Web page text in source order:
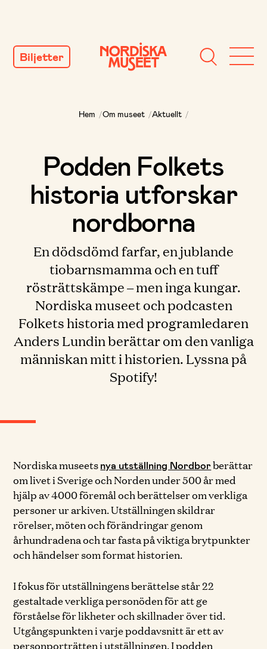
INNEHÅLL
Biljetter
Hem /Om museet /Aktuellt /
Podden Folkets
historia utforskar
nordborna
En dödsdömd farfar, en jublande
tiobarnsmamma och en tuff
rösträttskämpe – men inga kungar.
Nordiska museet och podcasten
Folkets historia med programledaren
Anders Lundin berättar om den vanliga
människan mitt i historien. Lyssna på
Spotify!
Nordiska museets nya utställning Nordborberättar
om livet i Sverige och Norden under 500 år med
hjälp av 4000 föremål och berättelser om verkliga
personer ur arkiven. Utställningen skildrar
rörelser, möten och förändringar genom
århundradena och tar fasta på viktiga brytpunkter
och händelser som format historien.
I fokus för utställningens berättelse står 22
gestaltade verkliga personöden för att ge
förståelse för likheter och skillnader över tid.
Utgångspunkten i varje poddavsnitt är ett av
personporträtten i utställningen. I podden